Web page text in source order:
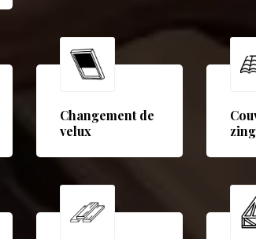
Changement de
velux